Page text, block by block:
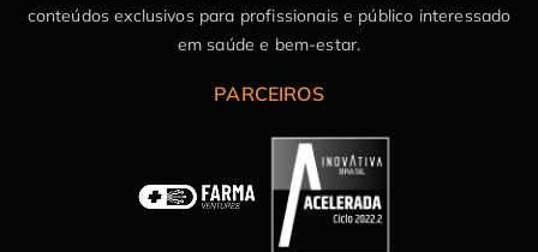
conteúdos exclusivos para profissionais e público interessado
em saúde e bem-estar.
PARCEIROS